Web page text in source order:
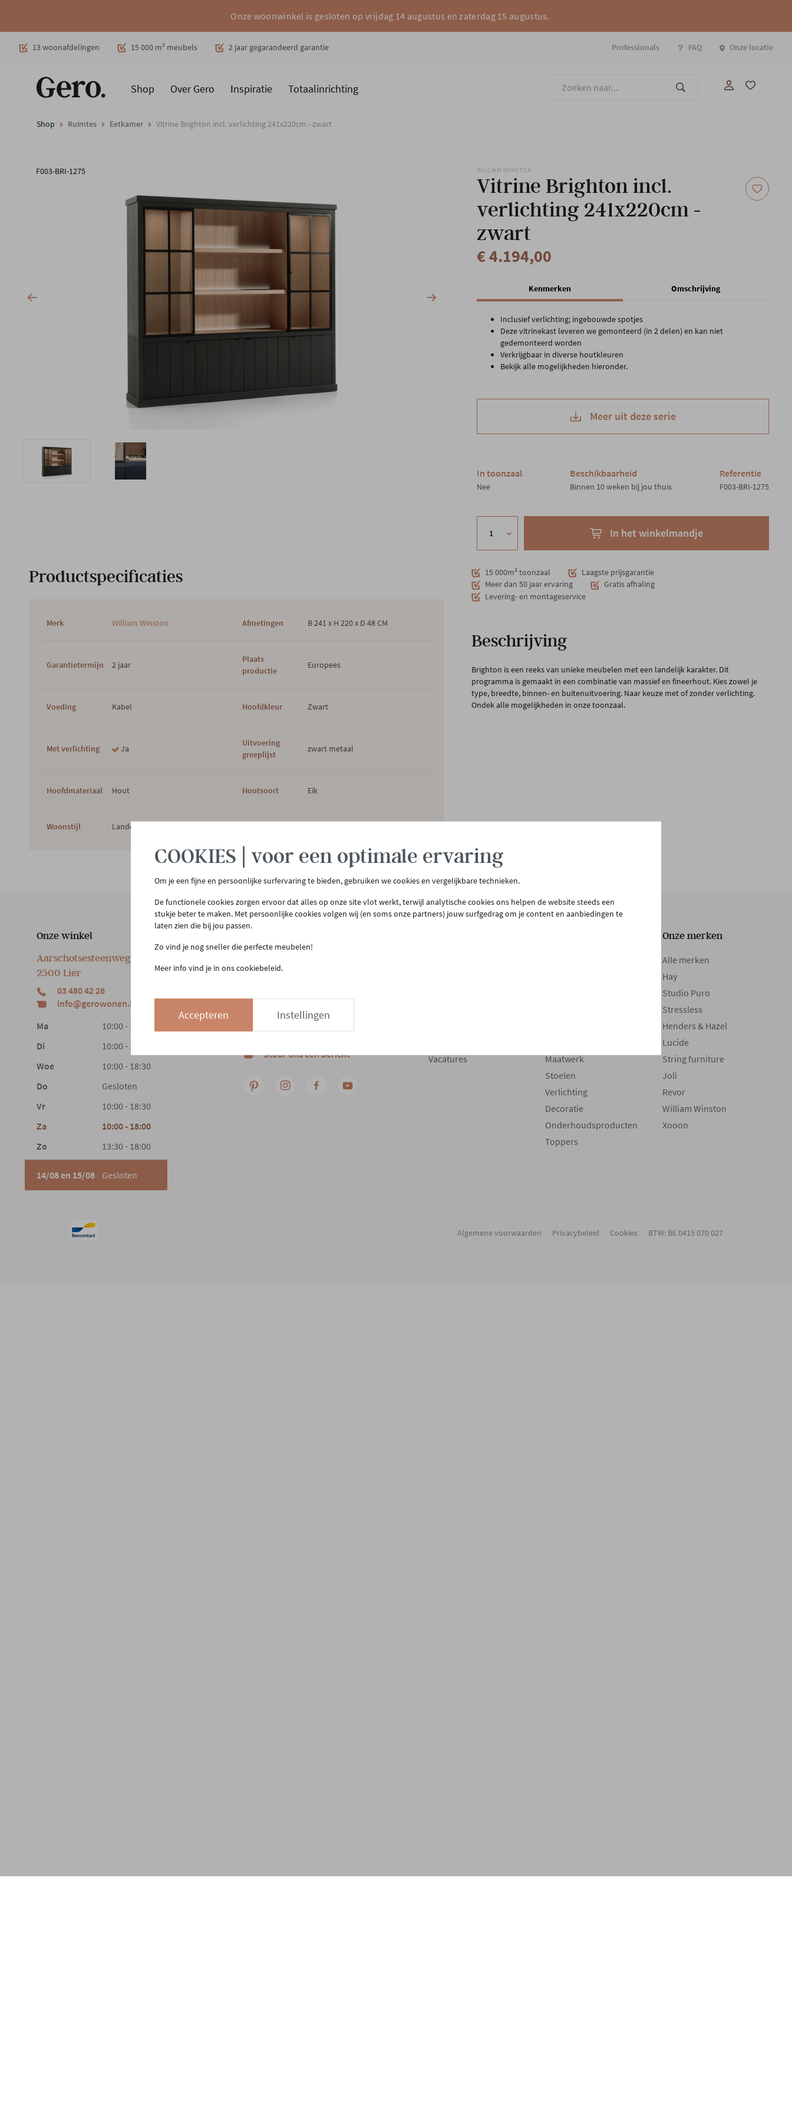
Onze woonwinkel is gesloten op vrijdag 14 augustus en zaterdag 15 augustus.
13 woonafdelingen 15 000 m² meubels 2 jaar gegarandeerd garantie Professionals FAQ Onze locatie
Shop Over Gero Inspiratie Totaalinrichting
Promoties Producten Cadeaubon Woonstijlen Ruimtes Merken
Shop Ruimtes Eetkamer Vitrine Brighton incl. verlichting 241x220cm - zwart
F003-BRI-1275 WILLIAM WINSTON
Vitrine Brighton incl.
verlichting 241x220cm -
zwart
€ 4.194,00
Kenmerken Omschrijving
Inclusief verlichting; ingebouwde spotjes
Deze vitrinekast leveren we gemonteerd (in 2 delen) en kan niet
gedemonteerd worden
Verkrijgbaar in diverse houtkleuren
Bekijk alle mogelijkheden hieronder.
Meer uit deze serie
In toonzaal
Nee
Beschikbaarheid
Binnen 10 weken bij jou thuis
Referentie
F003-BRI-1275
In het winkelmandje
15 000m² toonzaal
Laagste prijsgarantie
Meer dan 50 jaar ervaring
Gratis afhaling
Levering- en montageservice
Beschrijving
Brighton is een reeks van unieke meubelen met een landelijk karakter. Dit
programma is gemaakt in een combinatie van massief en fineerhout. Kies zowel je
type, breedte, binnen- en buitenuitvoering. Naar keuze met of zonder verlichting.
Ondek alle mogelijkheden in onze toonzaal.
Productspecificaties
Merk William Winston Afmetingen B 241 x H 220 x D 48 CM
Garantietermijn 2 jaar
Plaats
productie
Europees
Voeding Kabel Hoofdkleur Zwart
Met verlichting Ja
Uitvoering
greeplijst
zwart metaal
Hoofdmateriaal Hout Houtsoort Eik
Woonstijl Landelijk
Onze winkel
Aarschotsesteenweg 151
2500 Lier
03 480 42 26
info@gerowonen.be
Ma
10:00 - 18:30
Di
10:00 - 18:30
Woe
10:00 - 18:30
Do
Gesloten
Vr
10:00 - 18:30
Za
10:00 - 18:00
Zo
13:30 - 18:00
14/08 en 15/08 Gesloten
Laagsteprijsgarantie
03 480 42 26
Stuur ons een bericht
Vacatures
Maatwerk
Stoelen
Verlichting
Decoratie
Onderhoudsproducten
Toppers
Onze merken
Alle merken
Hay
Studio Puro
Stressless
Henders & Hazel
Lucide
String furniture
Joli
Revor
William Winston
Xooon
Algemene voorwaarden Privacybeleid Cookies BTW: BE 0415 070 027
COOKIES | voor een optimale ervaring
Om je een fijne en persoonlijke surfervaring te bieden, gebruiken we cookies en vergelijkbare technieken.
De functionele cookies zorgen ervoor dat alles op onze site vlot werkt, terwijl analytische cookies ons helpen de website steeds een
stukje beter te maken. Met persoonlijke cookies volgen wij (en soms onze partners) jouw surfgedrag om je content en aanbiedingen te
laten zien die bij jou passen.
Zo vind je nog sneller die perfecte meubelen!
Meer info vind je in ons cookiebeleid.
Accepteren Instellingen